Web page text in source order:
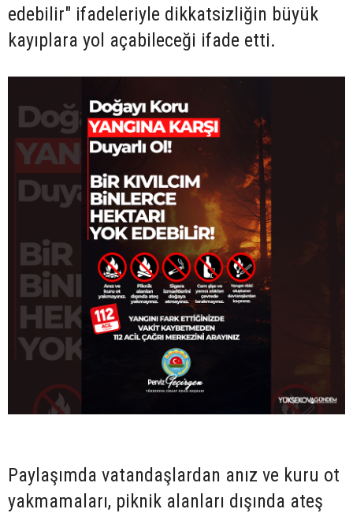
edebilir" ifadeleriyle dikkatsizliğin büyük
kayıplara yol açabileceği ifade etti.
Paylaşımda vatandaşlardan anız ve kuru ot
yakmamaları, piknik alanları dışında ateş